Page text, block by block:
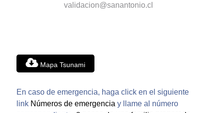
validacion@sanantonio.cl
Mapa Tsunami
En caso de emergencia, haga click en el siguiente
link Números de emergencia y llame al número